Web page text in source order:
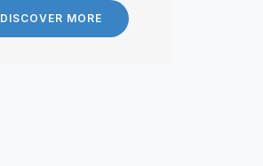
DISCOVER MORE